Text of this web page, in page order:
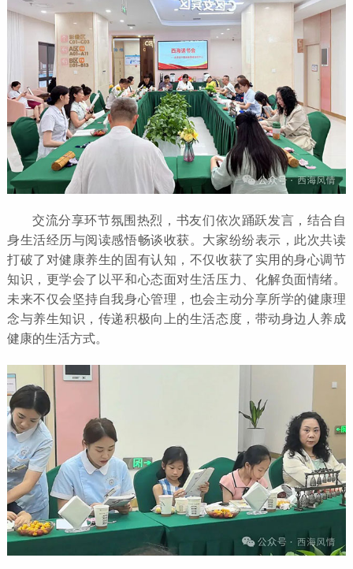
交流分享环节氛围热烈，书友们依次踊跃发言，结合自
身生活经历与阅读感悟畅谈收获。大家纷纷表示，此次共读
打破了对健康养生的固有认知，不仅收获了实用的身心调节
知识，更学会了以平和心态面对生活压力、化解负面情绪。
未来不仅会坚持自我身心管理，也会主动分享所学的健康理
念与养生知识，传递积极向上的生活态度，带动身边人养成
健康的生活方式。